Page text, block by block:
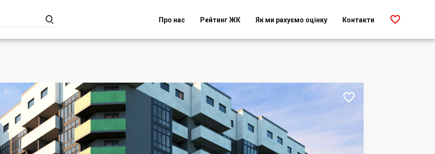
 Про нас Рейтинг ЖК Як ми рахуємо оцінку Контакти 
